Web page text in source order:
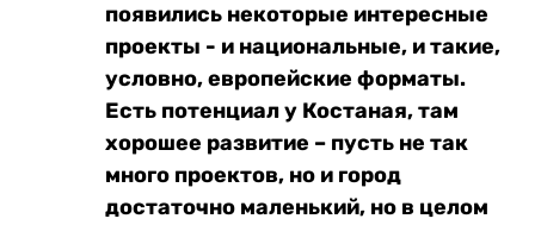
появились некоторые интересные
проекты - и национальные, и такие,
условно, европейские форматы.
Есть потенциал у Костаная, там
хорошее развитие – пусть не так
много проектов, но и город
достаточно маленький, но в целом